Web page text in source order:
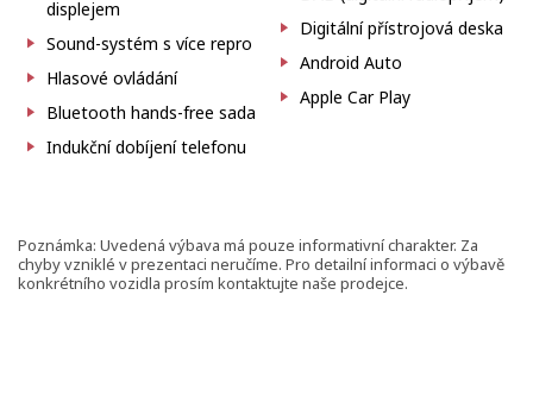
displejem
Sound-systém s více repro
Hlasové ovládání
Bluetooth hands-free sada
Indukční dobíjení telefonu
Digitální přístrojová deska
Android Auto
Apple Car Play
Poznámka: Uvedená výbava má pouze informativní charakter. Za
chyby vzniklé v prezentaci neručíme. Pro detailní informaci o výbavě
konkrétního vozidla prosím kontaktujte naše prodejce.